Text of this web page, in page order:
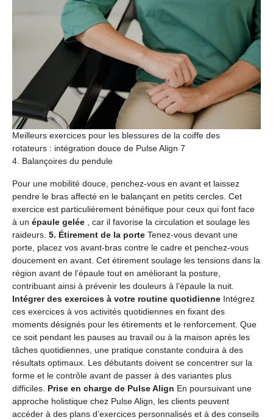
Meilleurs exercices pour les blessures de la coiffe des
rotateurs : intégration douce de Pulse Align 7
4. Balançoires du pendule
Pour une mobilité douce, penchez-vous en avant et laissez
pendre le bras affecté en le balançant en petits cercles. Cet
exercice est particulièrement bénéfique pour ceux qui font face
à un épaule gelée , car il favorise la circulation et soulage les
raideurs. 5. Étirement de la porte Tenez-vous devant une
porte, placez vos avant-bras contre le cadre et penchez-vous
doucement en avant. Cet étirement soulage les tensions dans la
région avant de l’épaule tout en améliorant la posture,
contribuant ainsi à prévenir les douleurs à l’épaule la nuit.
Intégrer des exercices à votre routine quotidienne Intégrez
ces exercices à vos activités quotidiennes en fixant des
moments désignés pour les étirements et le renforcement. Que
ce soit pendant les pauses au travail ou à la maison après les
tâches quotidiennes, une pratique constante conduira à des
résultats optimaux. Les débutants doivent se concentrer sur la
forme et le contrôle avant de passer à des variantes plus
difficiles. Prise en charge de Pulse Align En poursuivant une
approche holistique chez Pulse Align, les clients peuvent
accéder à des plans d’exercices personnalisés et à des conseils